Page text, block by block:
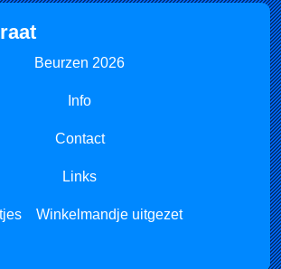
Beurzen 2026
Info
Contact
Links
Winkelmandje uitgezet